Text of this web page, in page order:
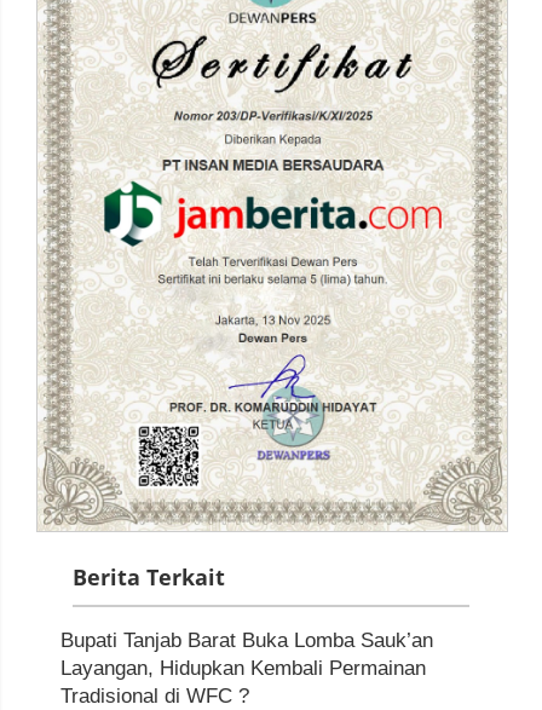
Berita Terkait
Bupati Tanjab Barat Buka Lomba Sauk’an
Layangan, Hidupkan Kembali Permainan
Tradisional di WFC ?